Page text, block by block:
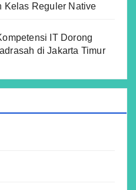
Kelas Reguler Native
IT Dorong
di Jakarta Timur